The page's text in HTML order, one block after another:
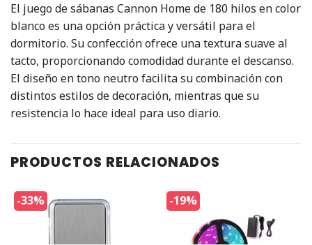
El juego de sábanas Cannon Home de 180 hilos en color
blanco es una opción práctica y versátil para el
dormitorio. Su confección ofrece una textura suave al
tacto, proporcionando comodidad durante el descanso.
El diseño en tono neutro facilita su combinación con
distintos estilos de decoración, mientras que su
resistencia lo hace ideal para uso diario.
PRODUCTOS RELACIONADOS
-33% -19%